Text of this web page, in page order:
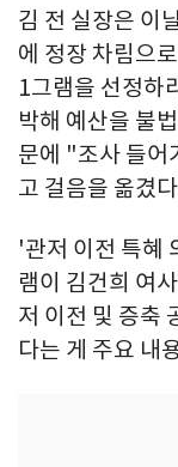
김 전 실장은 이
에 정장 차림으
1그램을 선정하
박해 예산을 불
문에 "조사 들어
고 걸음을 옮겼
'관저 이전 특혜
램이 김건희 여
저 이전 및 증축
다는 게 주요 내